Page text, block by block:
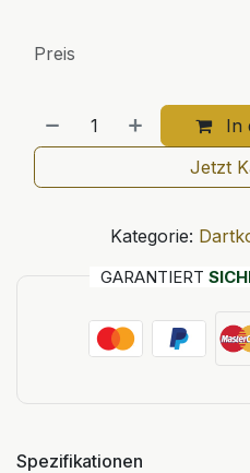
In
Preis
Jetzt
Kategorie:
GARANTIERT
Spezifikationen